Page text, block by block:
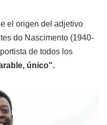
el origen del adjetivo
do Nascimento (1940-
de todos los
único".